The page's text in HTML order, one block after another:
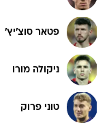
פטאר סוצ'יץ'
ניקולה מורו
טוני פרוק